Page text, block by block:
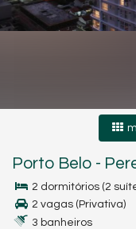
Porto Belo -
2 dormitórios (2
2 vagas (Privativa)
3 banheiros